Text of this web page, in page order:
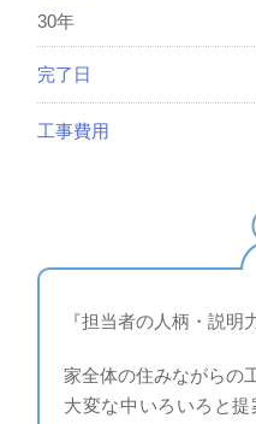
30年
完了日
工事費用
『担当者の人柄・説明
家全体の住みながらの
大変な中いろいろと